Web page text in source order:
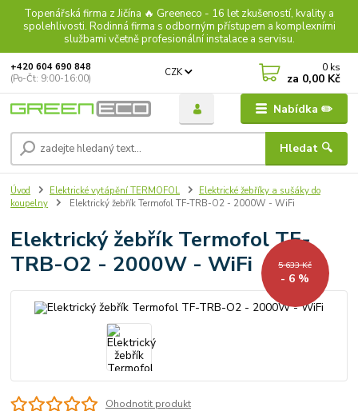
Topenářská firma z Jičína 🔥 Greeneco - 16 let zkušeností, kvality a
spolehlivosti. Rodinná firma s odborným přístupem a komplexními
službami včetně profesionální instalace a servisu.
Nabídka ✏️
CZK
Hledat 🔍
+420 604 690 848
(Po-Čt: 9:00-16:00)
0 ks
za 0,00 Kč
Úvod Elektrické vytápění TERMOFOL
Elektrické žebříky a sušáky do
koupelny
Elektrický žebřík Termofol TF-TRB-O2 - 2000W - WiFi
Elektrický žebřík Termofol TF-
TRB-O2 - 2000W - WiFi
5 633 Kč
- 6 %
Ohodnotit produkt